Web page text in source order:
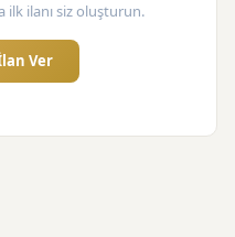
ilk ilanı siz oluşturun.
Ver